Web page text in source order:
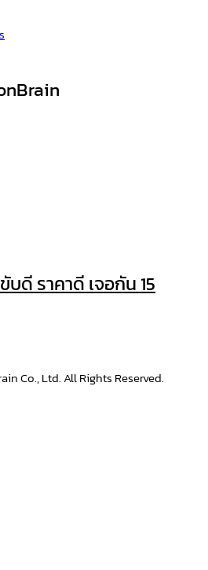
ดี ราคาดี เจอกัน 15
Co., Ltd. All Rights Reserved.